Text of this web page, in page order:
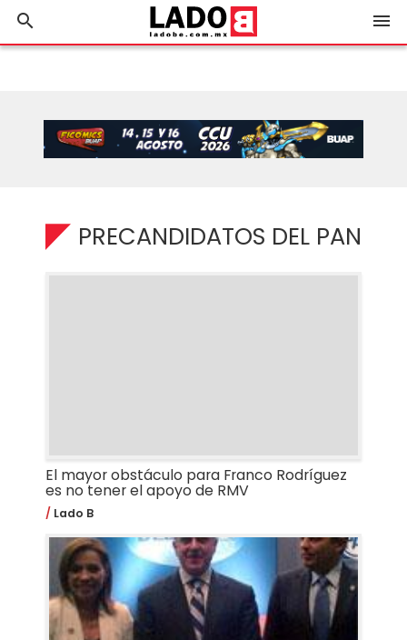
search menu
PRECANDIDATOS DEL PAN
El mayor obstáculo para Franco Rodríguez
es no tener el apoyo de RMV
Lado B